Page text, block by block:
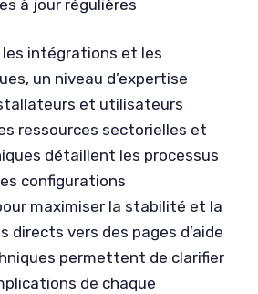
à jour régulières
intégrations et les
un niveau d’expertise
et utilisateurs
ressources sectorielles et
détaillent les processus
configurations
maximiser la stabilité et la
directs vers des pages d’aide
permettent de clarifier
de chaque